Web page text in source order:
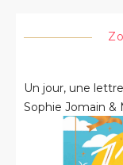
Un jour, une
Sophie Jomain &